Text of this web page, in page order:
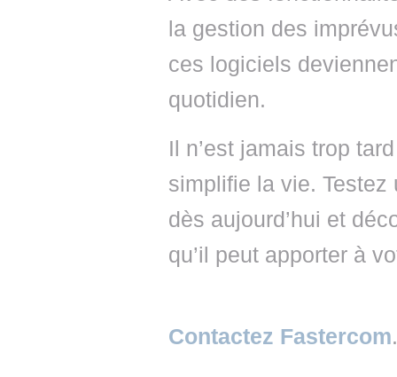
la gestion des
ces logiciels
quotidien.
Il n’est jamais trop
simplifie la vie.
dès aujourd’hui et
qu’il peut apporter à
Contactez Fastercom.